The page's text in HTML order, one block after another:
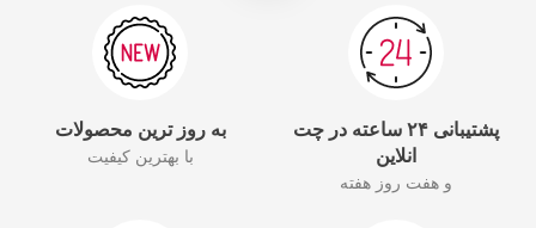
پشتیبانی ۲۴ ساعته در چت
انلاین
و هفت روز هفته
به روز ترین محصولات
با بهترین کیفیت